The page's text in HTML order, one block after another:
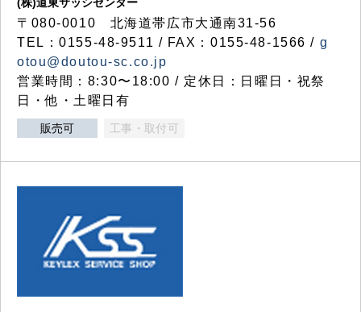
〒080-0010 北海道帯広市大通南31-56
TEL：0155-48-9511 / FAX：0155-48-1566 / g
otou@doutou-sc.co.jp
営業時間：8:30〜18:00 / 定休日：日曜日・祝祭
日・他・土曜日有
販売可 工事・取付可